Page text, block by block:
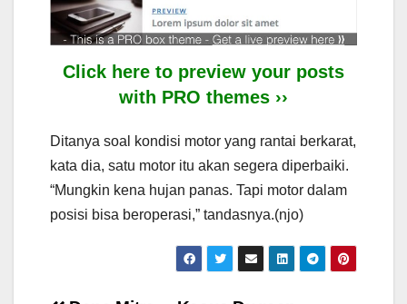
Click here to preview your posts
with PRO themes ››
Ditanya soal kondisi motor yang rantai berkarat,
kata dia, satu motor itu akan segera diperbaiki.
“Mungkin kena hujan panas. Tapi motor dalam
posisi bisa beroperasi,” tandasnya.(njo)